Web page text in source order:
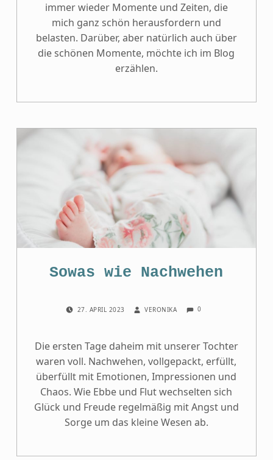
immer wieder Momente und Zeiten, die
mich ganz schön herausfordern und
belasten. Darüber, aber natürlich auch über
die schönen Momente, möchte ich im Blog
erzählen.
Sowas wie Nachwehen
27. APRIL 2023 VERONIKA 0
Die ersten Tage daheim mit unserer Tochter
waren voll. Nachwehen, vollgepackt, erfüllt,
überfüllt mit Emotionen, Impressionen und
Chaos. Wie Ebbe und Flut wechselten sich
Glück und Freude regelmäßig mit Angst und
Sorge um das kleine Wesen ab.